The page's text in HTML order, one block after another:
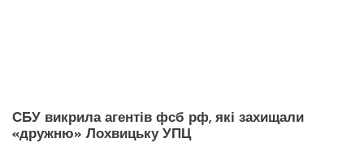
СБУ викрила агентів фсб рф, які захищали
«дружню» Лохвицьку УПЦ